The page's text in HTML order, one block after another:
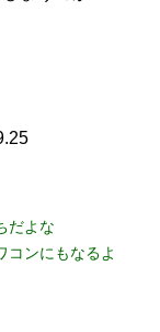
だよな
コンにもなるよ